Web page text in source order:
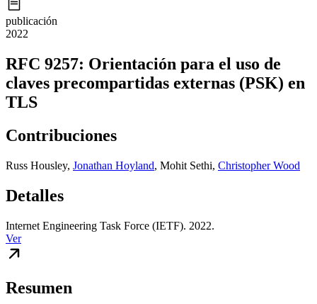
publicación
2022
RFC 9257: Orientación para el uso de
claves precompartidas externas (PSK) en
TLS
Contribuciones
Russ Housley, Jonathan Hoyland, Mohit Sethi, Christopher Wood
Detalles
Internet Engineering Task Force (IETF). 2022.
Ver
Resumen